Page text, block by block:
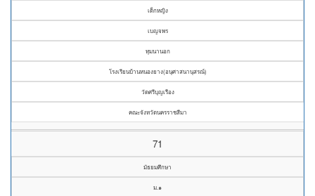
เด็กหญิง
เบญจพร
ทุมนานอก
โรงเรียนบ้านหนองยาง(อนุศาสนานุสรณ์)
วัดศรีบุญเรือง
คณะจังหวัดนครราชสีมา
71
มัธยมศึกษา
ม.๑